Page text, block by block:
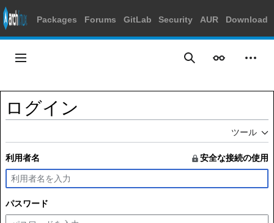
Packages Forums GitLab Security AUR Download
ス
プ
メインメニュー 検索 表示 個人
ログイン
ツール
利用者名 安全な接続の使用
パスワード